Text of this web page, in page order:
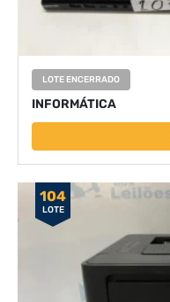
LOTE ENCERRADO
INFORMÁTICA
104
LOTE